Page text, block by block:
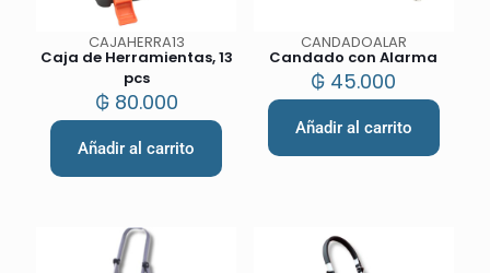
CAJAHERRA13
Caja de Herramientas, 13
pcs
₲80.000
Añadir al carrito
CANDADOALAR
Candado con Alarma
₲ 45.000
Añadir al carrito